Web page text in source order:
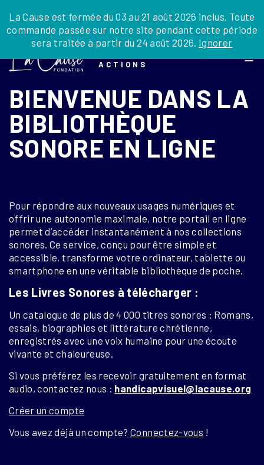
to
the
La Cause est fermée du 03 au 21 août 2026 inclus. Toute
commande passée sur notre site pendant cette période
sera traitée à partir du 24 août 2026. Ignorer
JE DONNE JE PARRAINE NOUS SOUTENIR
DEPUIS LA FRANCE
DEPUIS L’INTERNATIONAL
EN TANT QU’ORGANISATION
LEGS, LIBÉRALITÉS
0 ARTICLE
ACTIONS
BIENVENUE DANS LA
BIBLIOTHÈQUE
SONORE EN LIGNE
Pour répondre aux nouveaux usages numériques et
offrir une autonomie maximale, notre portail en ligne
permet d’accéder instantanément à nos collections
sonores. Ce service, conçu pour être simple et
accessible, transforme votre ordinateur, tablette ou
smartphone en une véritable bibliothèque de poche.
Les Livres Sonores à télécharger :
Un catalogue de plus de 4 000 titres sonores : Romans,
essais, biographies et littérature chrétienne,
enregistrés avec une voix humaine pour une écoute
vivante et chaleureuse.
Si vous préférez les recevoir gratuitement en format
audio, contactez nous : handicapvisuel@lacause.org
Créer un compte
Vous avez déjà un compte?Connectez-vous !